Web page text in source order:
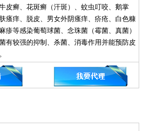
皮癣、花斑癣（汗斑）、蚊虫叮咬、鹅掌
瘙痒、脱皮、男女外阴瘙痒、疥疮、白色糠
疹等感染葡萄球菌、念珠菌（霉菌、真菌）
有较强的抑制、杀菌、消毒作用并能预防皮